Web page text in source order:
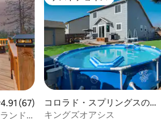
ビュー67件、5つ星中4.91つ星の平均評価
4.91 (67)
ンド
コロラド・スプリングスの一
軒家
キングズオアシス